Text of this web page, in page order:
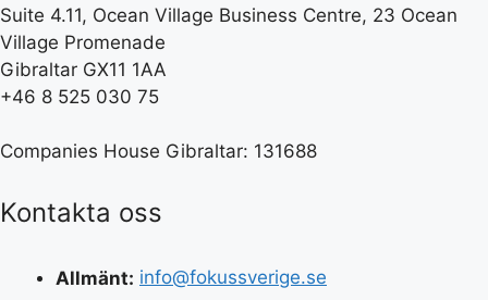
Suite 4.11, Ocean Village Business Centre, 23 Ocean
Village Promenade
Gibraltar GX11 1AA
+46 8 525 030 75
Companies House Gibraltar: 131688
Kontakta oss
Allmänt: info@fokussverige.se